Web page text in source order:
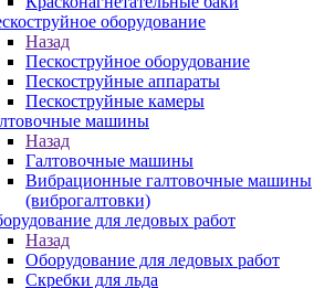
оборудование
Назад
Пескоструйное оборудование
Пескоструйные аппараты
Пескоструйные камеры
машины
Назад
Галтовочные машины
Вибрационные галтовочные машины
(виброгалтовки)
для ледовых работ
Назад
Оборудование для ледовых работ
Скребки для льда